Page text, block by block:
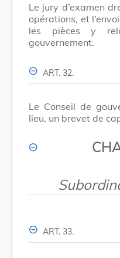
Le jury d’examen
opérations, et
les pièces y
gouvernement.
ART. 32.
Le Conseil de
lieu, un brevet de
ART. 33.